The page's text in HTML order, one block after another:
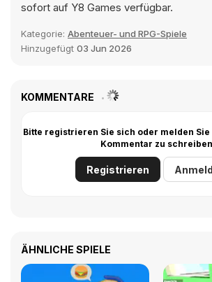
sofort auf Y8 Games verfügbar.
Kategorie: Abenteuer- und RPG-Spiele
Hinzugefügt 03 Jun 2026
KOMMENTARE
Bitte registrieren Sie sich oder melden
Kommentar zu schreiben
Registrieren
ÄHNLICHE SPIELE